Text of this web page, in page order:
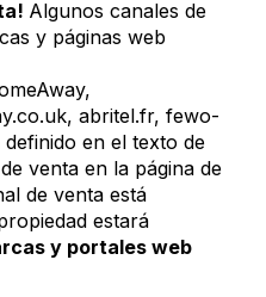
Algunos canales de
y páginas web
abritel.fr, fewo-
en el texto de
venta en la página de
de venta está
estará
y portales web